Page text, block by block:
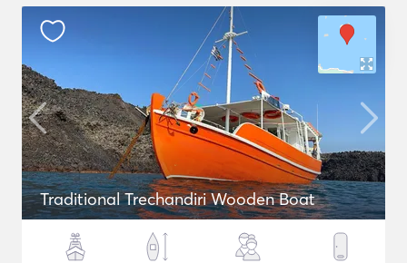
Traditional Trechandiri Wooden Boat